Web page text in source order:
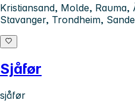
Kristiansand, Molde,
Stavanger, Trondheim,
Sjåfør
sjåfør